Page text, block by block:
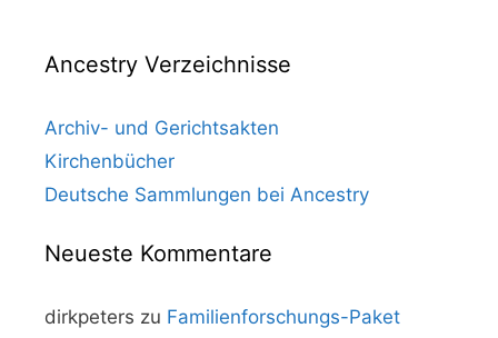
Ancestry Verzeichnisse
Archiv- und Gerichtsakten
Kirchenbücher
Deutsche Sammlungen bei Ancestry
Neueste Kommentare
dirkpeters zu Familienforschungs-Paket